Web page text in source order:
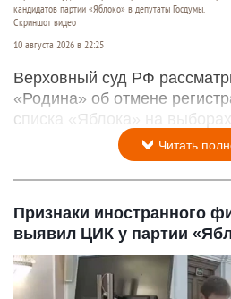
кандидатов партии «Яблоко» в депутаты Госдумы.
Скриншот видео
10 августа 2026 в 22:25
Верховный суд РФ
«Родина» об отмене
списка «Яблока» на
Читать
Признаки иностранного
выявил ЦИК у партии